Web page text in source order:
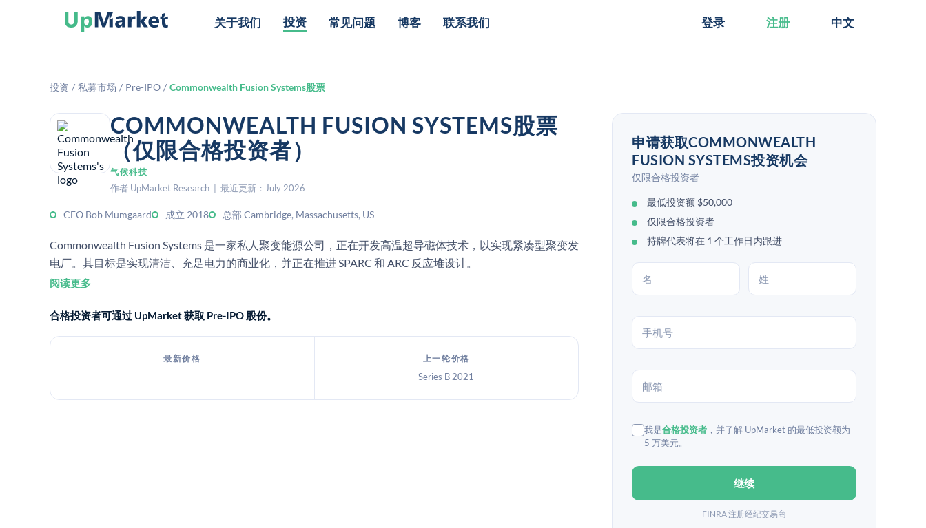
关于我们 投资 常见问题 博客 联系我们 登录 注册 中文
投资 / 私募市场 / Pre-IPO / Commonwealth Fusion Systems股票
COMMONWEALTH FUSION SYSTEMS股票
（仅限合格投资者）
气候科技
作者 UpMarket Research | 最近更新：July 2026
CEO Bob Mumgaard 成立 2018 总部 Cambridge, Massachusetts, US
Commonwealth Fusion Systems 是一家私人聚变能源公司，正在开发高温超导磁体技术，以实现紧凑型聚变发
电厂。其目标是实现清洁、充足电力的商业化，并正在推进 SPARC 和 ARC 反应堆设计。
阅读更多
合格投资者可通过 UpMarket 获取 Pre-IPO 股份。
最新价格 上一轮价格
Series B 2021
申请获取COMMONWEALTH
FUSION SYSTEMS投资机会
仅限合格投资者
最低投资额 $50,000
仅限合格投资者
持牌代表将在 1 个工作日内跟进
我是合格投资者 ，并了解 UpMarket 的最低投资额为
5 万美元。
继续
FINRA 注册经纪交易商